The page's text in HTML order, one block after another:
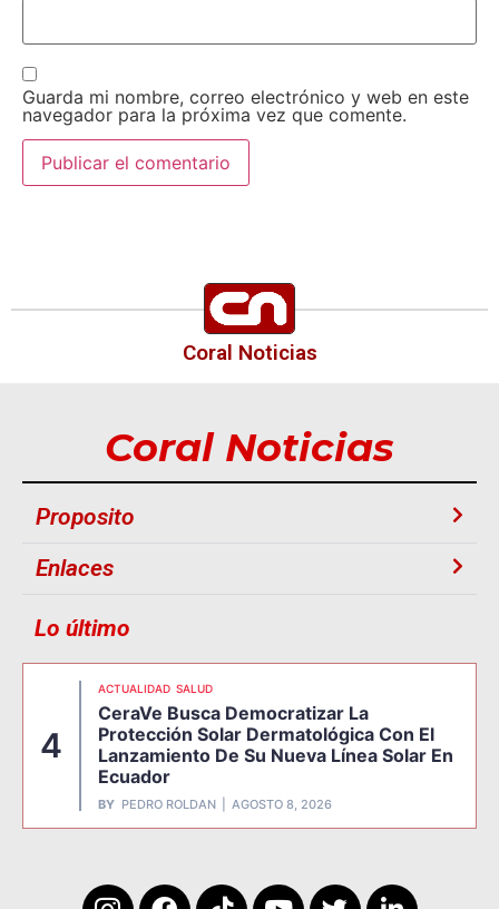
Guarda mi nombre, correo electrónico y web en este
navegador para la próxima vez que comente.
Coral Noticias
Coral Noticias
Proposito
Enlaces
Lo último
4
ACTUALIDAD SALUD
CeraVe Busca Democratizar La
Protección Solar Dermatológica Con El
Lanzamiento De Su Nueva Línea Solar En
Ecuador
BY PEDRO ROLDAN AGOSTO 8, 2026